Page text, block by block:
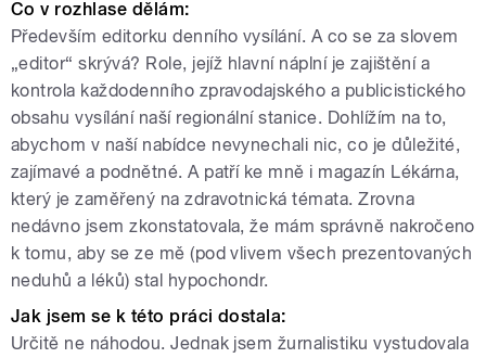
Co v rozhlase dělám:
Především editorku denního vysílání. A co se za slovem
„editor“ skrývá? Role, jejíž hlavní náplní je zajištění a
kontrola každodenního zpravodajského a publicistického
obsahu vysílání naší regionální stanice. Dohlížím na to,
abychom v naší nabídce nevynechali nic, co je důležité,
zajímavé a podnětné. A patří ke mně i magazín Lékárna,
který je zaměřený na zdravotnická témata. Zrovna
nedávno jsem zkonstatovala, že mám správně nakročeno
k tomu, aby se ze mě (pod vlivem všech prezentovaných
neduhů a léků) stal hypochondr.
Jak jsem se k této práci dostala:
Určitě ne náhodou. Jednak jsem žurnalistiku vystudovala